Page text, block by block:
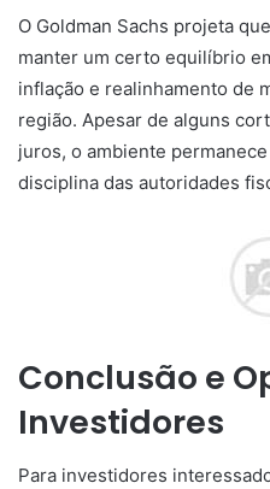
O Goldman Sachs projeta
manter um certo equilíbrio
inflação e realinhamento de
região. Apesar de alguns
juros, o ambiente
disciplina das autoridades
Conclusão e
Investidores
Para investidores